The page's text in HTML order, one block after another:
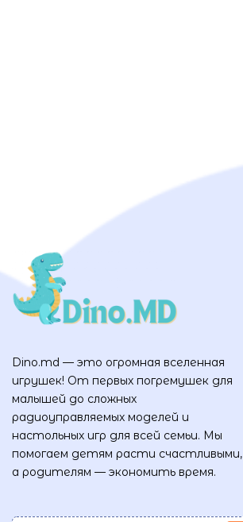
Dino.md — это огромная вселенная
игрушек! От первых погремушек для
малышей до сложных
радиоуправляемых моделей и
настольных игр для всей семьи. Мы
помогаем детям расти счастливыми,
а родителям — экономить время.